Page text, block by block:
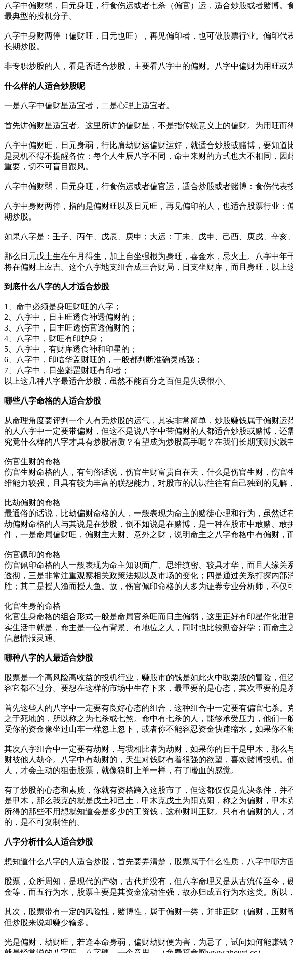
八字中偏财弱，日元身旺，行食伤运或者七杀（偏官）运，适合炒股或者赌博
最典型的投机分子。
八字中身财两停（偏财旺，日元也旺），再见偏印者，也可做股票行业。偏印
长期炒股。
非专职炒股的人，看是否适合炒股，主要看八字中的偏财。八字中偏财为用旺
什么样的人适合炒股呢
一是八字中偏财星适宜者，二是心理上适宜者。
首先讲偏财星适宜者。这里所讲的偏财星，不是指传统意义上的偏财。为用旺而
八字中偏财旺，日元身弱，行比肩劫财运偏财运好，就适合炒股或赌博，要知
是灵机不得不提醒各位：每个人生辰八字不同，命中来财的方式也大不相同，
重要，切不可盲目跟风。
八字中偏财弱，日元身旺，行食伤运或者偏官运，适合炒股或者赌博：食伤代
八字中身财两停，指的是偏财旺以及日元旺，再见偏印的人，也适合股票行业
期炒股。
如果八字是：壬子、丙午、戊辰、庚申；大运：丁未、戊申、己酉、庚戌、辛亥
那么日元戊土生在午月得生，加上自坐强根为身旺，喜金水，忌火土。八字中
将在偏财上应吉。这个八字地支组合成三合财局，日支坐财库，而且身旺，以上
到底什么八字的人才适合炒股
1、命中必须是身旺财旺的八字；
2、八字中，日主旺透食神透偏财的；
3、八字中，日主旺透伤官透偏财的；
4、八字中，财旺有印护身；
5、八字中，有财库透食神和印星的；
6、八字中，印临华盖财旺的，一般都判断准确灵感强；
7、八字中，日坐魁罡财旺有印者；
以上这几种八字最适合炒股，虽然不能百分之百但是失误很小。
哪些八字命格的人适合炒股
从命理角度要评判一个人有无炒股的运气，其实非常简单，炒股赚钱属于偏财
的人八字中一定要带偏财，但这不是说八字中带偏财的人都适合炒股或赌博，
究竟什么样的八字才具有炒股潜质？有望成为炒股高手呢？在我们长期预测实
伤官生财的命格
伤官生财命格的人，有句俗话说，伤官生财富贵自在天，什么是伤官生财，伤
维能力较强，且具有较为丰富的联想能力，对股市的认识往往有自己独到的见解
比劫偏财的命格
最通俗的话说，比劫偏财命格的人，一般表现为命主的赌徒心理和行为，虽然
劫偏财命格的人与其说是在炒股，倒不如说是在赌博，是一种在股市中敢赌、
件，一是命局偏财旺，偏财主大财、意外之财，说明命主之八字命格中有偏财
伤官佩印的命格
伤官佩印命格的人一般表现为命主知识面广、思维缜密、较具才华，而且人缘
透彻，三是非常注重观察相关政策法规以及市场的变化；四是通过关系打探内
胜；其二是授人渔而授人鱼。故，伤官佩印命格的人多为证券专业分析师，不仅
化官生身的命格
化官生身命格的组合形式一般是命局官杀旺而日主偏弱，这里正好有印星作化
实生活中就是，命主是一位有背景、有地位之人，同时也比较勤奋好学；而命
信息情报灵通。
哪种八字的人最适合炒股
股票是一个高风险高收益的投机行业，赚股市的钱是如此火中取栗般的冒险，
容它都不过分。要想在这样的市场中生存下来，最重要的是心态，其次重要的
首先这些人的八字中一定要有良好心态的组合，这种组合中一定要有偏官七杀
之于死地的，所以称之为七杀或七煞。命中有七杀的人，能够承受压力，他们
受你的资金像坐过山车一样忽上忽下，或者你不能容忍资金快速缩水，如果你
其次八字组合中一定要有劫财，与我相比者为劫财，如果你的日干是甲木，那
财被他人劫夺。八字中有劫财的，天生对钱财有着很强的欲望，喜欢赌博投机
人，才会主动的狙击股票，就像狼盯上羊一样，有了嗜血的感觉。
有了炒股的心态和素质，你就有资格跨入这股市了，但这都仅仅是先决条件，
是甲木，那么我克的就是戊土和己土，甲木克戊土为阳克阳，称之为偏财，甲
所得的那些不用想就知道会是多少的工资钱，这种财叫正财。只有有偏财的人
的，是不可复制性的。
八字分析什么人适合炒股
想知道什么八字的人适合炒股，首先要弄清楚，股票属于什么性质，八字中哪方
股票，众所周知，是现代的产物，古代并没有，但八字命理又是从古流传至今
金等，而五行为水，股票主要是其资金流动性强，故亦归成五行为水这类。所
其次，股票带有一定的风险性，赌博性，属于偏财一类，并非正财（偏财，正
但炒股来说却赚少输多。
光是偏财，劫财旺，若逢本命身弱，偏财劫财便为害，为忌了，试问如何能赚